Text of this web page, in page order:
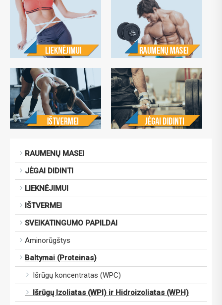
RAUMENŲ MASEI
JĖGAI DIDINTI
LIEKNĖJIMUI
IŠTVERMEI
SVEIKATINGUMO PAPILDAI
Aminorūgštys
Baltymai (Proteinas)
Išrūgų koncentratas (WPC)
Išrūgų Izoliatas (WPI) ir Hidroizoliatas (WPH)